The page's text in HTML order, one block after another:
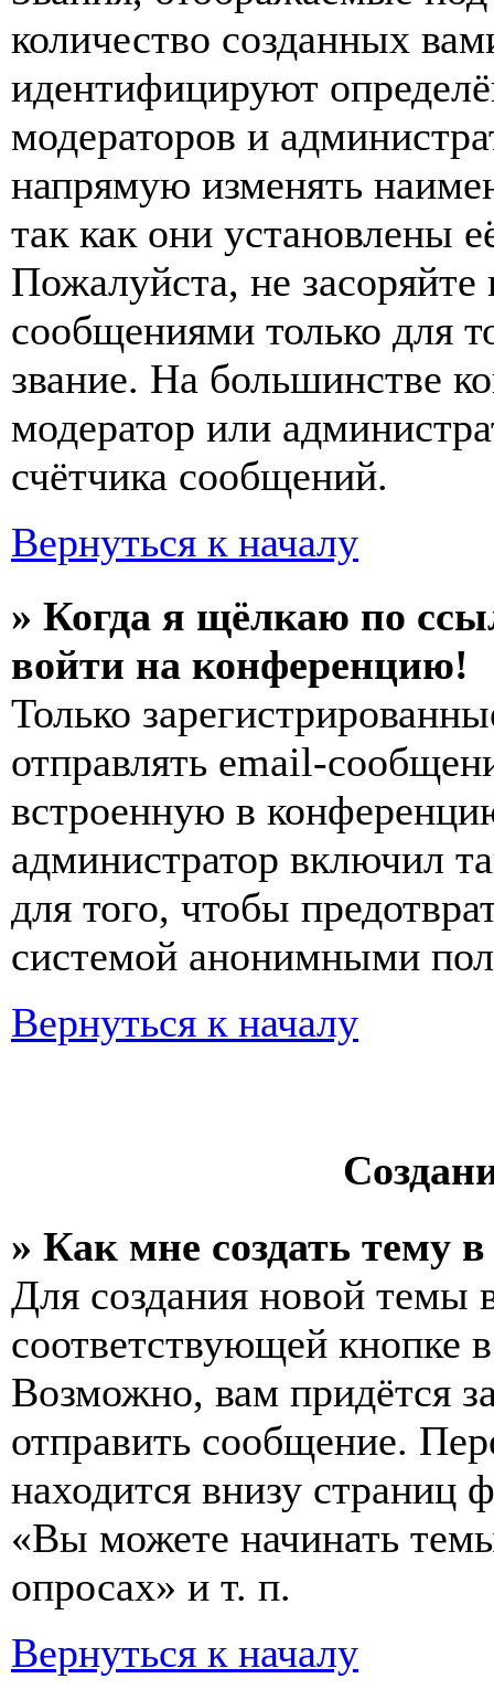
количество созданных
идентифицируют
модераторов и
напрямую изменять
так как они установлены
Пожалуйста, не
сообщениями только для
звание. На большинстве
модератор или
счётчика сообщений.
Вернуться к началу
» Когда я щёлкаю по
войти на конференцию!
Только
отправлять email-
встроенную в
администратор включил
для того, чтобы
системой анонимными
Вернуться к началу
» Как мне создать тему
Для создания новой темы
соответствующей кнопке
Возможно, вам придётся
отправить сообщение.
находится внизу
«Вы можете начинать
опросах» и т. п.
Вернуться к началу